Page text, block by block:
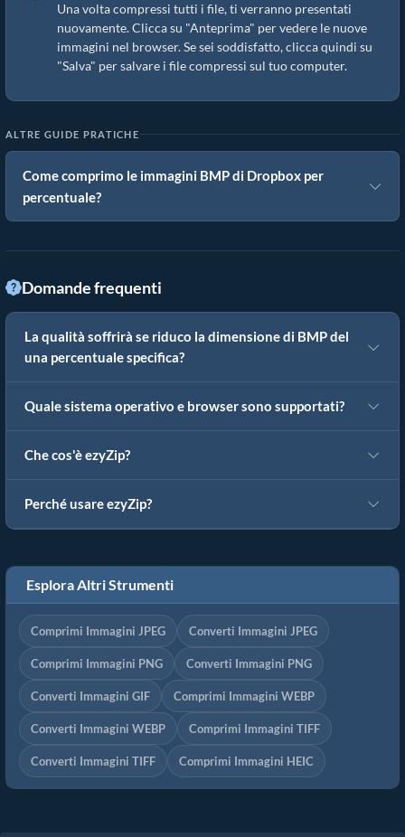
Una volta compressi tutti i file, ti verranno presentati
nuovamente. Clicca su "Anteprima" per vedere le nuove
immagini nel browser. Se sei soddisfatto, clicca quindi su
"Salva" per salvare i file compressi sul tuo computer.
ALTRE GUIDE PRATICHE
Come comprimo le immagini BMP di Dropbox per
percentuale?
Domande frequenti
La qualità soffrirà se riduco la dimensione di BMP del
una percentuale specifica?
Quale sistema operativo e browser sono supportati?
Che cos'è ezyZip?
Perché usare ezyZip?
Esplora Altri Strumenti
Comprimi Immagini JPEG Converti Immagini JPEG
Comprimi Immagini PNG Converti Immagini PNG
Converti Immagini GIF Comprimi Immagini WEBP
Converti Immagini WEBP Comprimi Immagini TIFF
Converti Immagini TIFF Comprimi Immagini HEIC